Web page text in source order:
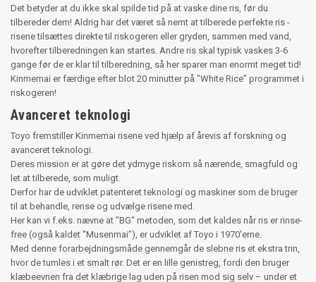
Det betyder at du ikke skal spilde tid på at vaske dine ris, før du
tilbereder dem! Aldrig har det været så nemt at tilberede perfekte ris -
risene tilsættes direkte til riskogeren eller gryden, sammen med vand,
hvorefter tilberedningen kan startes. Andre ris skal typisk vaskes 3-6
gange før de er klar til tilberedning, så her sparer man enormt meget tid!
Kinmemai er færdige efter blot 20 minutter på "White Rice" programmet i
riskogeren!
Avanceret teknologi
Toyo fremstiller Kinmemai risene ved hjælp af årevis af forskning og
avanceret teknologi.
Deres mission er at gøre det ydmyge riskorn så nærende, smagfuld og
let at tilberede, som muligt.
Derfor har de udviklet patenteret teknologi og maskiner som de bruger
til at behandle, rense og udvælge risene med.
Her kan vi f.eks. nævne at "BG" metoden, som det kaldes når ris er rinse-
free (også kaldet "Musenmai"), er udviklet af Toyo i 1970'erne.
Med denne forarbejdningsmåde gennemgår de slebne ris et ekstra trin,
hvor de tumles i et smalt rør. Det er en lille genistreg, fordi den bruger
klæbeevnen fra det klæbrige lag uden på risen mod sig selv – under et